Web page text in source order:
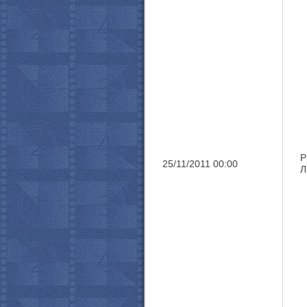
25/11/2011 00:00